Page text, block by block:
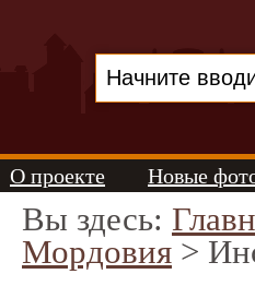
О проекте Новые
Вы здесь:
Мордовия >